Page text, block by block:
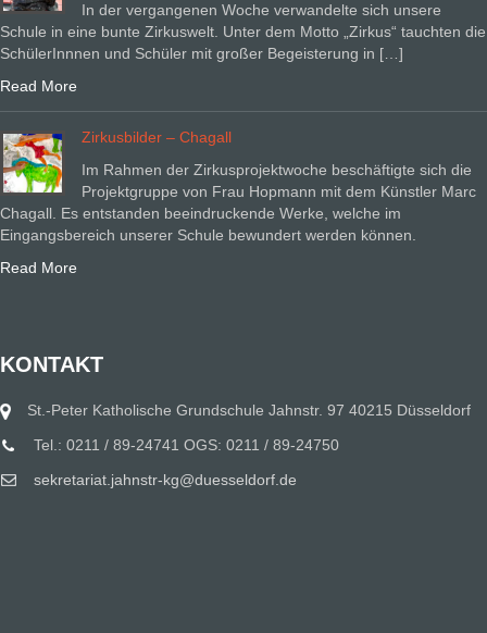
In der vergangenen Woche verwandelte sich unsere
Schule in eine bunte Zirkuswelt. Unter dem Motto „Zirkus“ tauchten die
SchülerInnnen und Schüler mit großer Begeisterung in […]
Read More
Zirkusbilder – Chagall
Im Rahmen der Zirkusprojektwoche beschäftigte sich die
Projektgruppe von Frau Hopmann mit dem Künstler Marc
Chagall. Es entstanden beeindruckende Werke, welche im
Eingangsbereich unserer Schule bewundert werden können.
Read More
KONTAKT
St.-Peter Katholische Grundschule Jahnstr. 97 40215 Düsseldorf
Tel.: 0211 / 89-24741 OGS: 0211 / 89-24750
sekretariat.jahnstr-kg@duesseldorf.de